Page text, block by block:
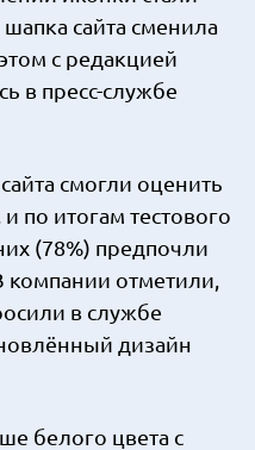
сайта сменила
с редакцией
в пресс-службе
смогли оценить
по итогам тестового
(78%) предпочли
компании отметили,
в службе
дизайн
белого цвета с